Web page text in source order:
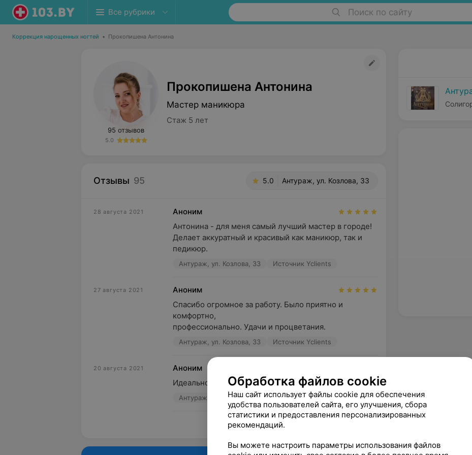
Все рубрики Поиск по сайту
Коррекция нарощенных ногтей • Прокопишена Антонина
95 отзывов
5.0
Прокопишена Антонина
Мастер маникюра
Стаж 5 лет
Отзывы 95 5.0 Антураж, ул. Козлова, 33
28 августа 2021
Аноним
Антонина - для меня самый лучший мастер в городе!
Делает аккуратный и красивый как маникюр, так и
педикюр.
Антураж, ул. Козлова, 33 Источник Yclients
27 августа 2021
Аноним
Спасибо огромное за работу. Было приятно и
комфортно,
профессионально. Удачи и процветания.
Антураж, ул. Козлова, 33 Источник Yclients
20 августа 2021
Аноним
Идеально. Как всегда.
Антураж, ул. Козлова, 33 Источник Yclients
Показать ещё
Обработка файлов cookie
Наш сайт использует файлы cookie для обеспечения
удобства пользователей сайта, его улучшения, сбора
статистики и предоставления персонализированных
рекомендаций.
Вы можете настроить параметры использования файлов